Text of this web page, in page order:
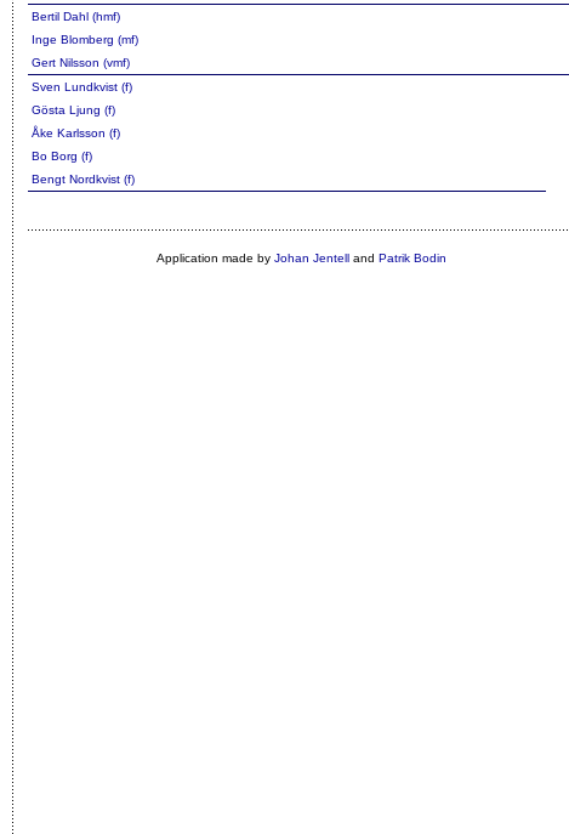
Bertil Dahl (hmf)
Inge Blomberg (mf)
Gert Nilsson (vmf)
Sven Lundkvist (f)
Gösta Ljung (f)
Åke Karlsson (f)
Bo Borg (f)
Bengt Nordkvist (f)
Application made by Johan Jentelland Patrik Bodin